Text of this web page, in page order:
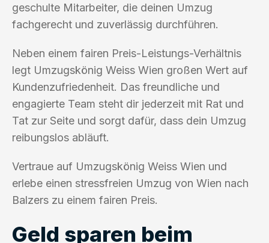
geschulte Mitarbeiter, die deinen Umzug
fachgerecht und zuverlässig durchführen.
Neben einem fairen Preis-Leistungs-Verhältnis
legt Umzugskönig Weiss Wien großen Wert auf
Kundenzufriedenheit. Das freundliche und
engagierte Team steht dir jederzeit mit Rat und
Tat zur Seite und sorgt dafür, dass dein Umzug
reibungslos abläuft.
Vertraue auf Umzugskönig Weiss Wien und
erlebe einen stressfreien Umzug von Wien nach
Balzers zu einem fairen Preis.
Geld sparen beim